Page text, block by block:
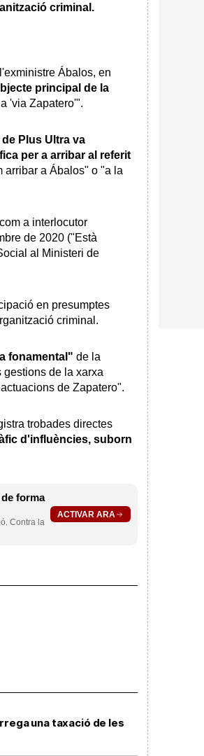
criminal.
Ábalos, en
principal de la
'via Zapatero'".
Plus Ultra va
per a arribar al referit
arribar a Ábalos" o "a la
a interlocutor
de 2020 ("Està
al Ministeri de
en presumptes
criminal.
fonamental" de la
de la xarxa
de Zapatero".
trobades directes
d'influències, suborn
forma
Contra la
ACTIVAR ARA
una taxació de les